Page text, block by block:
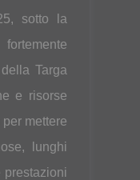
sotto la
Targa
e risorse
mettere
lunghi